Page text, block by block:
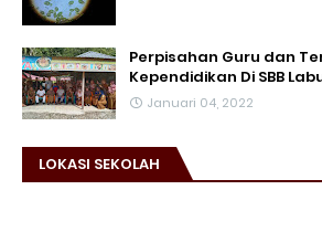
Perpisahan Guru dan
Kependidikan Di SBB
Januari 04, 2022
LOKASI SEKOLAH